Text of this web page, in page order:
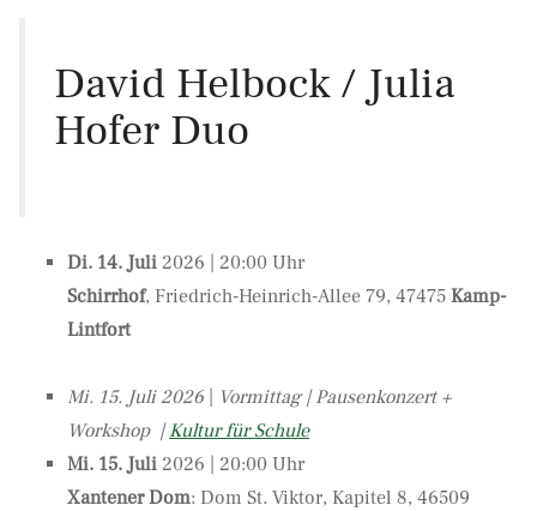
David Helbock / Julia
Hofer Duo
Di. 14. Juli 2026 | 20:00 Uhr
Schirrhof, Friedrich-Heinrich-Allee 79, 47475 Kamp-
Lintfort
Mi. 15. Juli 2026|
Vormittag | Pausenkonzert +
Workshop |Kultur für Schule
Mi. 15. Juli 2026 | 20:00 Uhr
Xantener Dom: Dom St. Viktor, Kapitel 8, 46509